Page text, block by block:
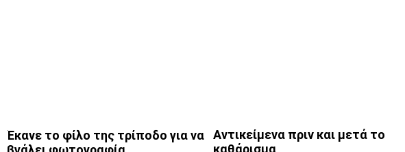
Έκανε το φίλο της τρίποδο για να
Αντικείμενα πριν και μετά το
καθάρισμα